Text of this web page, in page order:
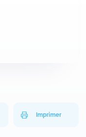
Imprimer